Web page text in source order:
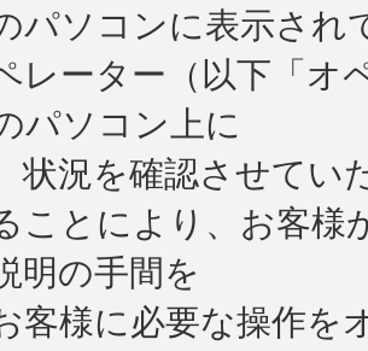
パソコンに表示され
レーター（以下「オ
パソコン上に
状況を確認させてい
ことにより、お客様
明の手間を
客様に必要な操作を